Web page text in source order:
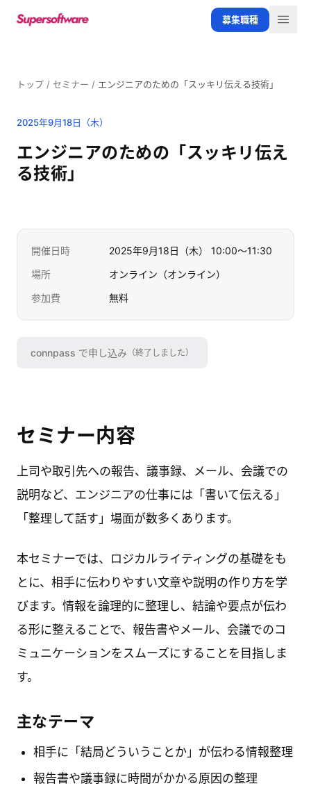
募集職種
メニ
トップ / セミナー / エンジニアのための「スッキリ伝える技術」
2025年9月18日（木）
エンジニアのための「スッキリ伝え
る技術」
開催日時
2025年9月18日（木） 10:00〜11:30
場所
オンライン（オンライン）
参加費
無料
connpass で申し込み （終了しました）
セミナー内容
上司や取引先への報告、議事録、メール、会議での
説明など、エンジニアの仕事には「書いて伝える」
「整理して話す」場面が数多くあります。
本セミナーでは、ロジカルライティングの基礎をも
とに、相手に伝わりやすい文章や説明の作り方を学
びます。情報を論理的に整理し、結論や要点が伝わ
る形に整えることで、報告書やメール、会議でのコ
ミュニケーションをスムーズにすることを目指しま
す。
主なテーマ
相手に「結局どういうことか」が伝わる情報整理
報告書や議事録に時間がかかる原因の整理